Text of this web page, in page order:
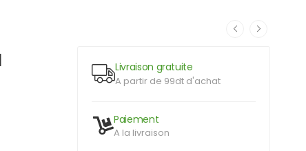
Livraison gratuite
A partir de 99dt d'achat
Paiement
A la livraison